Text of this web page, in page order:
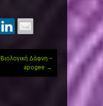
Βιολογική Δάφνη –
apogee
→